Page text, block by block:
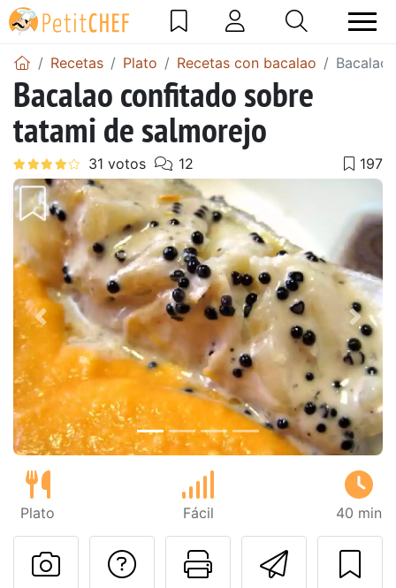
Recetas Plato Recetas con bacalao
Bacalao confitado sobre
tatami de salmorejo
Anterior
Plato Fácil 40 min
Imprimir
Preguntar al autor